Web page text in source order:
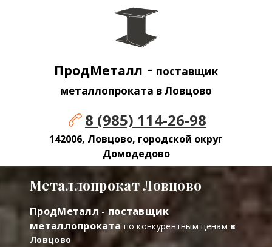
ПродМеталл - поставщик
металлопроката в Ловцово
8 (985) 114-26-98
142006, Ловцово, городской округ
Домодедово
Металлопрокат Ловцово
ПродМеталл - поставщик
металлопроката по конкурентным ценам в
Ловцово